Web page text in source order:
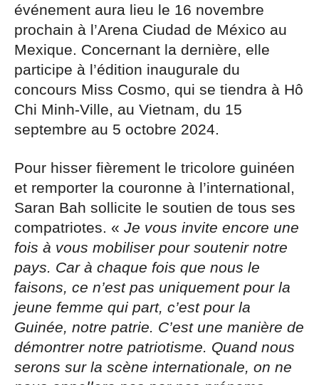
événement aura lieu le 16 novembre
prochain à l’Arena Ciudad de México au
Mexique. Concernant la dernière, elle
participe à l’édition inaugurale du
concours Miss Cosmo, qui se tiendra à Hô
Chi Minh-Ville, au Vietnam, du 15
septembre au 5 octobre 2024.
Pour hisser fièrement le tricolore guinéen
et remporter la couronne à l’international,
Saran Bah sollicite le soutien de tous ses
compatriotes. « Je vous invite encore une
fois à vous mobiliser pour soutenir notre
pays. Car à chaque fois que nous le
faisons, ce n’est pas uniquement pour la
jeune femme qui part, c’est pour la
Guinée, notre patrie. C’est une manière de
démontrer notre patriotisme. Quand nous
serons sur la scène internationale, on ne